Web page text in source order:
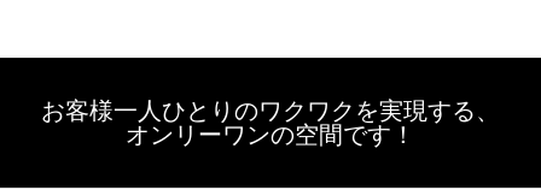
お客様一人ひとりのワクワクを実現する、
オンリーワンの空間です！